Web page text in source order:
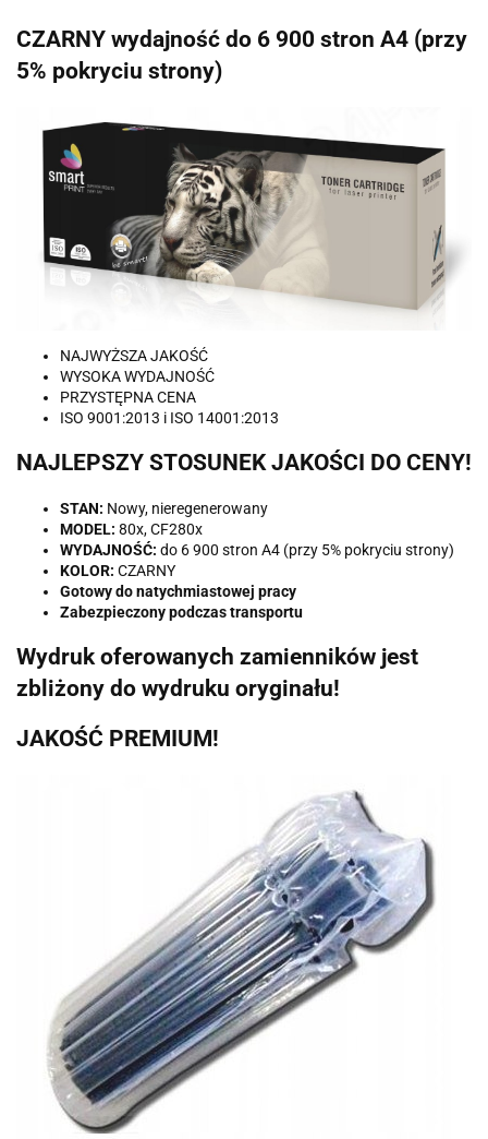
CZARNY wydajność do 6 900 stron A4 (przy
5% pokryciu strony)
NAJWYŻSZA JAKOŚĆ
WYSOKA WYDAJNOŚĆ
PRZYSTĘPNA CENA
ISO 9001:2013 i ISO 14001:2013
NAJLEPSZY STOSUNEK JAKOŚCI DO CENY!
STAN: Nowy, nieregenerowany
MODEL: 80x, CF280x
WYDAJNOŚĆ: do 6 900 stron A4 (przy 5% pokryciu strony)
KOLOR: CZARNY
Gotowy do natychmiastowej pracy
Zabezpieczony podczas transportu
Wydruk oferowanych zamienników jest
zbliżony do wydruku oryginału!
JAKOŚĆ PREMIUM!